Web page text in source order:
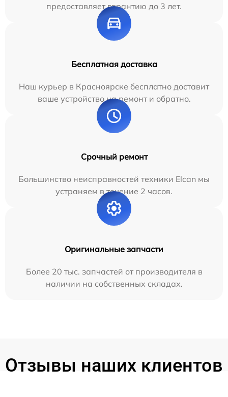
предоставляет гарантию до 3 лет.
Бесплатная доставка
Наш курьер в Красноярске бесплатно доставит
ваше устройство на ремонт и обратно.
Срочный ремонт
Большинство неисправностей техники Elcan мы
устраняем в течение 2 часов.
Оригинальные запчасти
Более 20 тыс. запчастей от производителя в
наличии на собственных складах.
Отзывы наших клиентов